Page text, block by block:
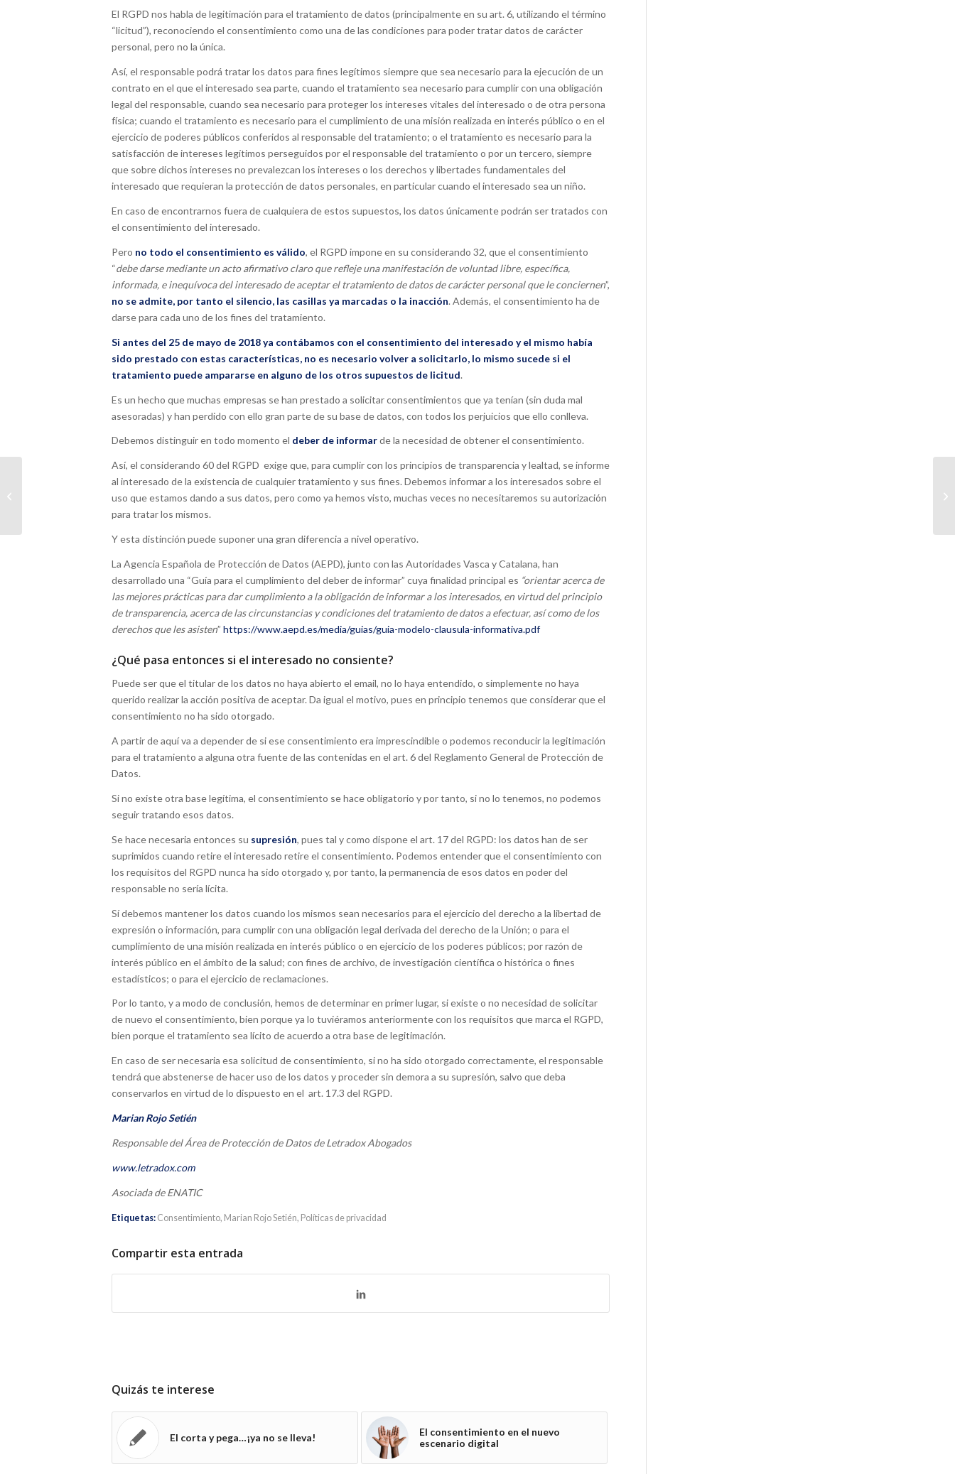
El RGPD nos habla de legitimación para el tratamiento de datos (principalmente en su art. 6, utilizando el término
“licitud”), reconociendo el consentimiento como una de las condiciones para poder tratar datos de carácter
personal, pero no la única.
Así, el responsable podrá tratar los datos para fines legítimos siempre que sea necesario para la ejecución de un
contrato en el que el interesado sea parte, cuando el tratamiento sea necesario para cumplir con una obligación
legal del responsable, cuando sea necesario para proteger los intereses vitales del interesado o de otra persona
física; cuando el tratamiento es necesario para el cumplimiento de una misión realizada en interés público o en el
ejercicio de poderes públicos conferidos al responsable del tratamiento; o el tratamiento es necesario para la
satisfacción de intereses legítimos perseguidos por el responsable del tratamiento o por un tercero, siempre
que sobre dichos intereses no prevalezcan los intereses o los derechos y libertades fundamentales del
interesado que requieran la protección de datos personales, en particular cuando el interesado sea un niño.
En caso de encontrarnos fuera de cualquiera de estos supuestos, los datos únicamente podrán ser tratados con
el consentimiento del interesado.
Pero no todo el consentimiento es válido, el RGPD impone en su considerando 32, que el consentimiento
“debe darse mediante un acto afirmativo claro que refleje una manifestación de voluntad libre, específica,
informada, e inequívoca del interesado de aceptar el tratamiento de datos de carácter personal que le conciernen”,
no se admite, por tanto el silencio, las casillas ya marcadas o la inacción. Además, el consentimiento ha de
darse para cada uno de los fines del tratamiento.
Si antes del 25 de mayo de 2018 ya contábamos con el consentimiento del interesado y el mismo había
sido prestado con estas características, no es necesario volver a solicitarlo, lo mismo sucede si el
tratamiento puede ampararse en alguno de los otros supuestos de licitud.
Es un hecho que muchas empresas se han prestado a solicitar consentimientos que ya tenían (sin duda mal
asesoradas) y han perdido con ello gran parte de su base de datos, con todos los perjuicios que ello conlleva.
Debemos distinguir en todo momento el deber de informarde la necesidad de obtener el consentimiento.
Así, el considerando 60 del RGPD exige que, para cumplir con los principios de transparencia y lealtad, se informe
al interesado de la existencia de cualquier tratamiento y sus fines. Debemos informar a los interesados sobre el
uso que estamos dando a sus datos, pero como ya hemos visto, muchas veces no necesitaremos su autorización
para tratar los mismos.
Y esta distinción puede suponer una gran diferencia a nivel operativo.
La Agencia Española de Protección de Datos (AEPD), junto con las Autoridades Vasca y Catalana, han
desarrollado una “Guía para el cumplimiento del deber de informar” cuya finalidad principal es “orientar acerca de
las mejores prácticas para dar cumplimiento a la obligación de informar a los interesados, en virtud del principio
de transparencia, acerca de las circunstancias y condiciones del tratamiento de datos a efectuar, así como de los
derechos que les asisten” https://www.aepd.es/media/guias/guia-modelo-clausula-informativa.pdf
¿Qué pasa entonces si el interesado no consiente?
Puede ser que el titular de los datos no haya abierto el email, no lo haya entendido, o simplemente no haya
querido realizar la acción positiva de aceptar. Da igual el motivo, pues en principio tenemos que considerar que el
consentimiento no ha sido otorgado.
A partir de aquí va a depender de si ese consentimiento era imprescindible o podemos reconducir la legitimación
para el tratamiento a alguna otra fuente de las contenidas en el art. 6 del Reglamento General de Protección de
Datos.
Si no existe otra base legítima, el consentimiento se hace obligatorio y por tanto, si no lo tenemos, no podemos
seguir tratando esos datos.
Se hace necesaria entonces su supresión, pues tal y como dispone el art. 17 del RGPD: los datos han de ser
suprimidos cuando retire el interesado retire el consentimiento. Podemos entender que el consentimiento con
los requisitos del RGPD nunca ha sido otorgado y, por tanto, la permanencia de esos datos en poder del
responsable no sería lícita.
Sí debemos mantener los datos cuando los mismos sean necesarios para el ejercicio del derecho a la libertad de
expresión o información, para cumplir con una obligación legal derivada del derecho de la Unión; o para el
cumplimiento de una misión realizada en interés público o en ejercicio de los poderes públicos; por razón de
interés público en el ámbito de la salud; con fines de archivo, de investigación científica o histórica o fines
estadísticos; o para el ejercicio de reclamaciones.
Por lo tanto, y a modo de conclusión, hemos de determinar en primer lugar, si existe o no necesidad de solicitar
de nuevo el consentimiento, bien porque ya lo tuviéramos anteriormente con los requisitos que marca el RGPD,
bien porque el tratamiento sea lícito de acuerdo a otra base de legitimación.
En caso de ser necesaria esa solicitud de consentimiento, si no ha sido otorgado correctamente, el responsable
tendrá que abstenerse de hacer uso de los datos y proceder sin demora a su supresión, salvo que deba
conservarlos en virtud de lo dispuesto en el art. 17.3 del RGPD.
Marian Rojo Setién
Responsable del Área de Protección de Datos de Letradox Abogados
www.letradox.com
Asociada de ENATIC
Etiquetas: Consentimiento, Marian Rojo Setién, Políticas de privacidad
Compartir esta entrada
Quizás te interese
El corta y pega…¡ya no se lleva!
El consentimiento en el nuevo
escenario digital